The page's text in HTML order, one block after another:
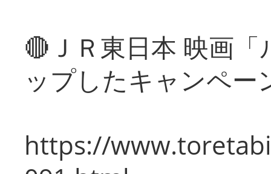
🔴ＪＲ東日本 映画
ップしたキャンペー
https://